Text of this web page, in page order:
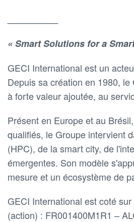
« Smart Solutions for a
GECI International est un
Depuis sa création en 1980,
à forte valeur ajoutée, au
Présent en Europe et au
qualifiés, le Groupe intervient
(HPC), de la smart city, de
émergentes. Son modèle
mesure et un écosystème de
GECI International est coté
(action) : FR001400M1R1 –